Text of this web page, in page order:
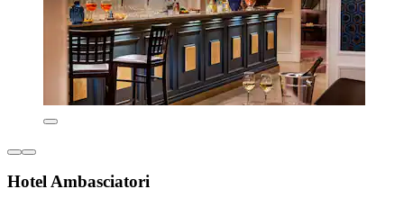
Hotel Ambasciatori